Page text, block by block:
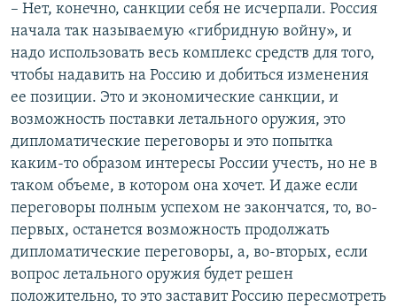
– Нет, конечно, санкции себя не исчерпали. Россия
начала так называемую «гибридную войну», и
надо использовать весь комплекс средств для того,
чтобы надавить на Россию и добиться изменения
ее позиции. Это и экономические санкции, и
возможность поставки летального оружия, это
дипломатические переговоры и это попытка
каким-то образом интересы России учесть, но не в
таком объеме, в котором она хочет. И даже если
переговоры полным успехом не закончатся, то, во-
первых, останется возможность продолжать
дипломатические переговоры, а, во-вторых, если
вопрос летального оружия будет решен
положительно, то это заставит Россию пересмотреть